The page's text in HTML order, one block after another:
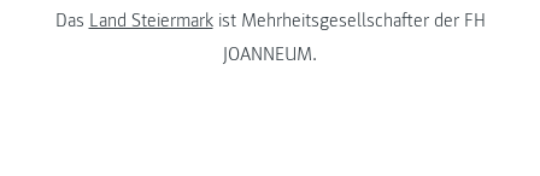
Das Land Steiermarkist Mehrheitsgesellschafter der FH
JOANNEUM.